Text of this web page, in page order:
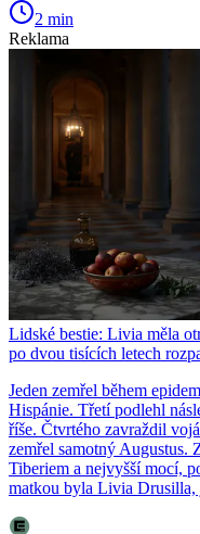
2 min
Reklama
Lidské bestie: Livia měla
po dvou tisících letech
Jeden zemřel během
Hispánie. Třetí podlehl
říše. Čtvrtého zavraždil
zemřel samotný Augustus.
Tiberiem a nejvyšší mocí,
matkou byla Livia Drusilla,